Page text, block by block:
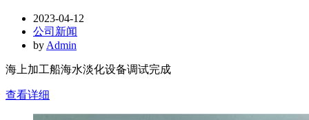
2023-04-12
公司新闻
by Admin
海上加工船海水淡化设备调试完成
查看详细